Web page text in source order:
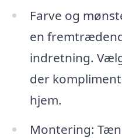
Farve og
en
indretning.
der
hjem.
Montering: